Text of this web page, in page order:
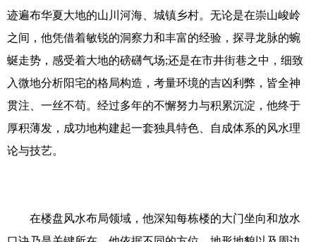
迹遍布华夏大地的山川河海、城镇乡村。无论是在崇山峻岭
之间，他凭借着敏锐的洞察力和丰富的经验，探寻龙脉的蜿
蜒走势，感受着大地的磅礴气场;还是在市井街巷之中，细致
入微地分析阳宅的格局构造，考量环境的吉凶利弊，皆全神
贯注、一丝不苟。经过多年的不懈努力与积累沉淀，他终于
厚积薄发，成功地构建起一套独具特色、自成体系的风水理
论与技艺。
在楼盘风水布局领域，他深知每栋楼的大门坐向和放水